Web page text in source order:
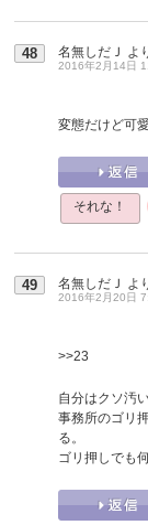
48 名無しだＪ よ
2016年2月14日
変態だけど可
それな！
49 名無しだＪ よ
2016年2月20日
>>23
自分はクソ汚
事務所のゴリ
る。
ゴリ押しでも